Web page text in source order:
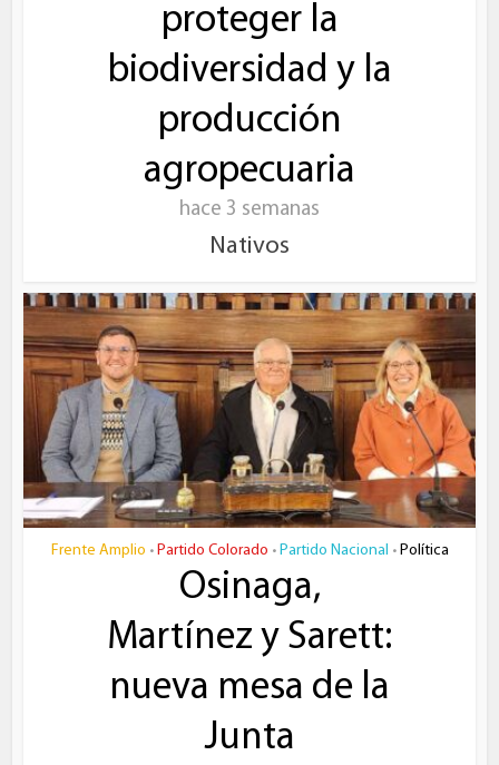
proteger la
biodiversidad y la
producción
agropecuaria
hace 3 semanas
Nativos
Frente Amplio • Partido Colorado • Partido Nacional • Política
Osinaga,
Martínez y Sarett:
nueva mesa de la
Junta